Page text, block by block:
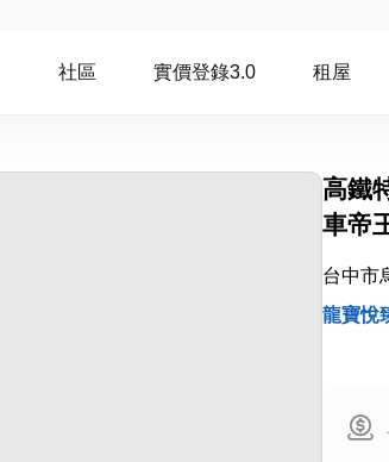
社區 實價登錄3.0 租屋
高鐵
車帝
台中市
龍寶悅